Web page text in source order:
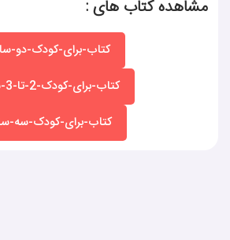
مشاهده کتاب های :
کتاب-برای-کودک-دو-
کتاب-برای-کودک-2-تا-3-سال
کتاب-برای-کودک-سه-